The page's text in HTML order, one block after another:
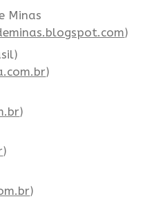
Minas
)
)
)
)
)